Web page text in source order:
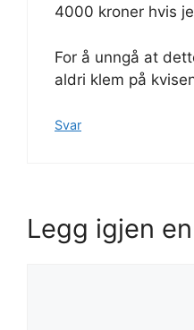
4000 kroner hvis
For å unngå at
aldri klem på
Svar
Legg igjen